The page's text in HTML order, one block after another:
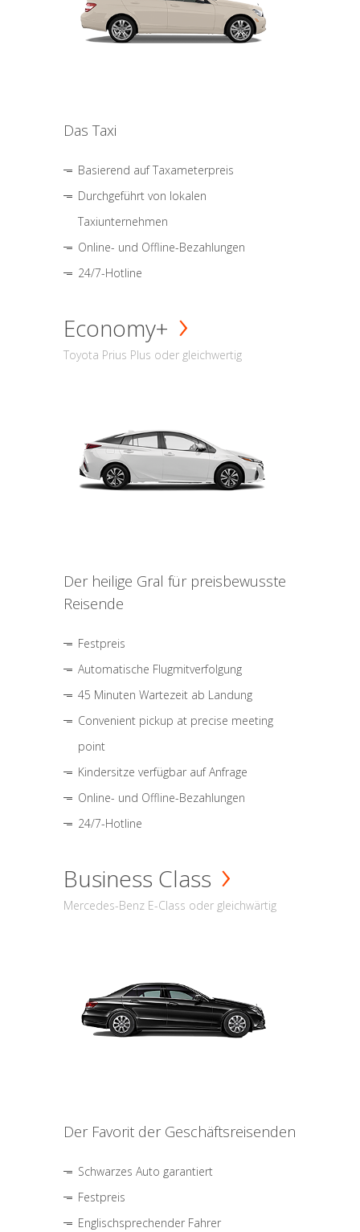
Das Taxi
Basierend auf Taxameterpreis
Durchgeführt von lokalen
Taxiunternehmen
Online- und Offline-Bezahlungen
24/7-Hotline
Economy+
Toyota Prius Plus oder gleichwertig
Der heilige Gral für preisbewusste
Reisende
Festpreis
Automatische Flugmitverfolgung
45 Minuten Wartezeit ab Landung
Convenient pickup at precise meeting
point
Kindersitze verfügbar auf Anfrage
Online- und Offline-Bezahlungen
24/7-Hotline
Business Class
Mercedes-Benz E-Class oder gleichwärtig
Der Favorit der Geschäftsreisenden
Schwarzes Auto garantiert
Festpreis
Englischsprechender Fahrer